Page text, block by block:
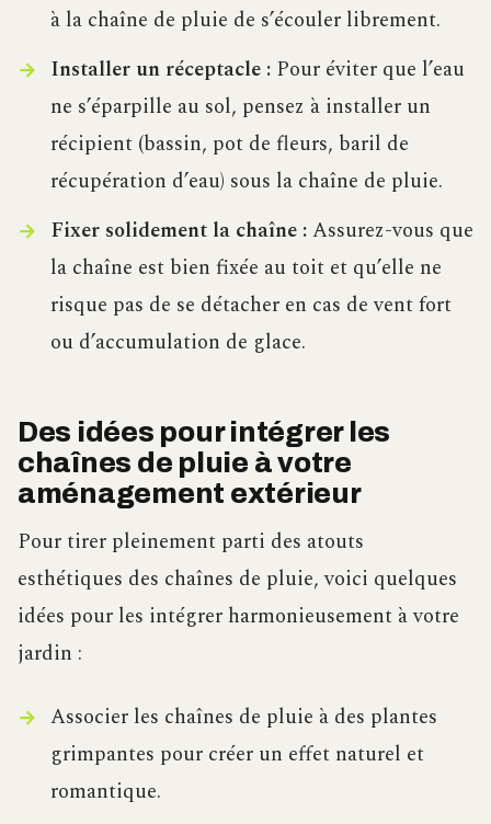
à la chaîne de pluie de s’écouler librement.
Installer un réceptacle :Pour éviter que l’eau
ne s’éparpille au sol, pensez à installer un
récipient (bassin, pot de fleurs, baril de
récupération d’eau) sous la chaîne de pluie.
Fixer solidement la chaîne :Assurez-vous que
la chaîne est bien fixée au toit et qu’elle ne
risque pas de se détacher en cas de vent fort
ou d’accumulation de glace.
Des idées pour intégrer les
chaînes de pluie à votre
aménagement extérieur
Pour tirer pleinement parti des atouts
esthétiques des chaînes de pluie, voici quelques
idées pour les intégrer harmonieusement à votre
jardin :
Associer les chaînes de pluie à des plantes
grimpantes pour créer un effet naturel et
romantique.